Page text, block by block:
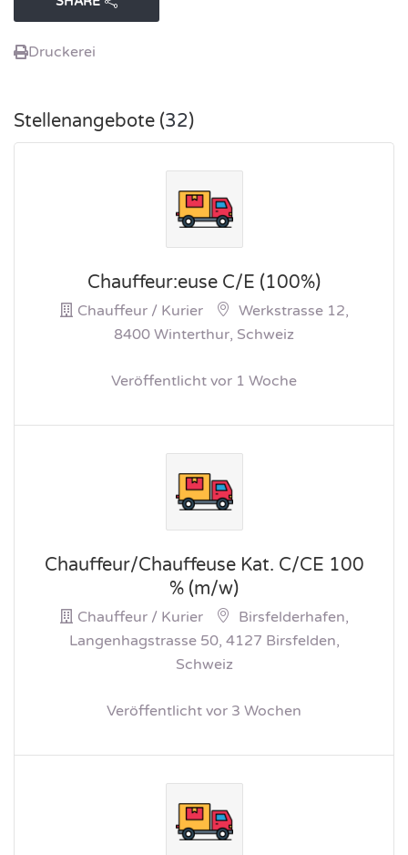
Druckerei
Stellenangebote (32)
Chauffeur:euse C/E (100%)
Chauffeur / Kurier
Werkstrasse 12,
8400 Winterthur, Schweiz
Veröffentlicht vor 1 Woche
Chauffeur/Chauffeuse Kat. C/CE 100
% (m/w)
Chauffeur / Kurier
Birsfelderhafen,
Langenhagstrasse 50, 4127 Birsfelden,
Schweiz
Veröffentlicht vor 3 Wochen